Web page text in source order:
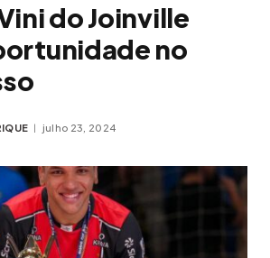
do Joinville
no
julho 23, 2024